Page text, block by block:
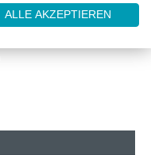
ALLE AKZEPTIEREN